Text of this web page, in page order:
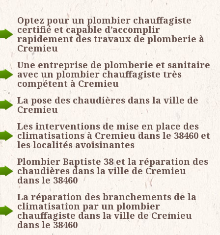
Optez pour un plombier chauffagiste
certifié et capable d’accomplir
rapidement des travaux de plomberie à
Cremieu
Une entreprise de plomberie et sanitaire
avec un plombier chauffagiste très
compétent à Cremieu
La pose des chaudières dans la ville de
Cremieu
Les interventions de mise en place des
climatisations à Cremieu dans le 38460 et
les localités avoisinantes
Plombier Baptiste 38 et la réparation des
chaudières dans la ville de Cremieu
dans le 38460
La réparation des branchements de la
climatisation par un plombier
chauffagiste dans la ville de Cremieu
dans le 38460